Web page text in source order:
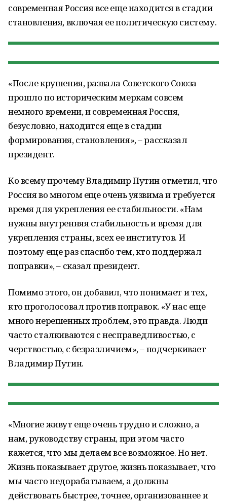
современная Россия все еще находится в стадии
становления, включая ее политическую систему.
«После крушения, развала Советского Союза
прошло по историческим меркам совсем
немного времени, и современная Россия,
безусловно, находится еще в стадии
формирования, становления», – рассказал
президент.
Ко всему прочему Владимир Путин отметил, что
Россия во многом еще очень уязвима и требуется
время для укрепления ее стабильности. «Нам
нужны внутренняя стабильность и время для
укрепления страны, всех ее институтов. И
поэтому еще раз спасибо тем, кто поддержал
поправки», – сказал президент.
Помимо этого, он добавил, что понимает и тех,
кто проголосовал против поправок. «У нас еще
много нерешенных проблем, это правда. Люди
часто сталкиваются с несправедливостью, с
черствостью, с безразличием», – подчеркивает
Владимир Путин.
«Многие живут еще очень трудно и сложно, а
нам, руководству страны, при этом часто
кажется, что мы делаем все возможное. Но нет.
Жизнь показывает другое, жизнь показывает, что
мы часто недорабатываем, а должны
действовать быстрее, точнее, организованнее и